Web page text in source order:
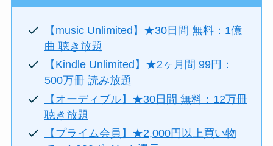
【music Unlimited】★30日間 無料：1億
曲 聴き放題
【Kindle Unlimited】★2ヶ月間 99円：
500万冊 読み放題
【オーディブル】★30日間 無料：12万冊
聴き放題
【プライム会員】★2,000円以上買い物